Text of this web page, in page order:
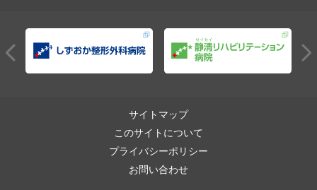
サイトマップ
このサイトについて
プライバシーポリシー
お問い合わせ